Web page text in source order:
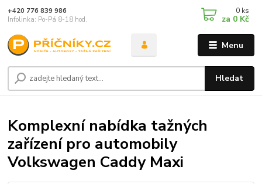
Menu
Hledat
+420 776 839 986
Infolinka: Po-Pá 8-18 hod.
0 ks
za 0 Kč
Komplexní nabídka tažných
zařízení pro automobily
Volkswagen Caddy Maxi